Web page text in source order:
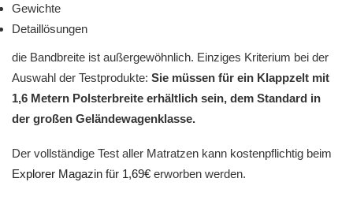
Gewichte
Detaillösungen
die Bandbreite ist außergewöhnlich. Einziges Kriterium bei der
Auswahl der Testprodukte: Sie müssen für ein Klappzelt mit
1,6 Metern Polsterbreite erhältlich sein, dem Standard in
der großen Geländewagenklasse.
Der vollständige Test aller Matratzen kann kostenpflichtig beim
Explorer Magazin für 1,69€ erworben werden.